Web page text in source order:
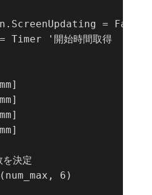
= False '
Timer '開始時間取得
決定
6)